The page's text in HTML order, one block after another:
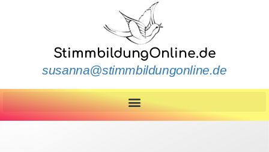
StimmbildungOnline.de
susanna@stimmbildungonline.de